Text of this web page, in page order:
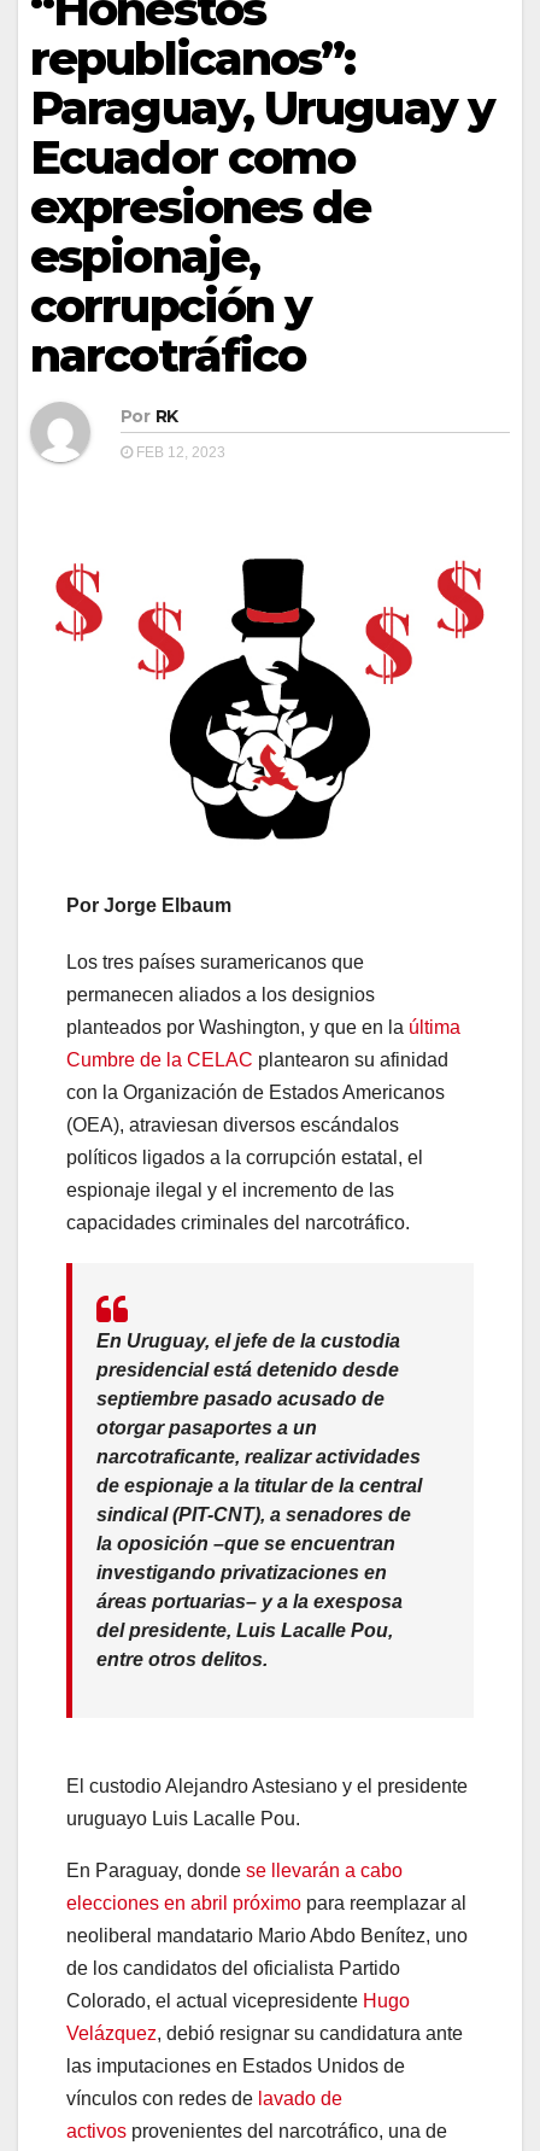
republicanos”:
Paraguay, Uruguay y
Ecuador como
expresiones de
espionaje,
corrupción y
narcotráfico
Por RK
FEB 12, 2023
Por Jorge Elbaum
Los tres países suramericanos que
permanecen aliados a los designios
planteados por Washington, y que en la última
Cumbre de la CELAC plantearon su afinidad
con la Organización de Estados Americanos
(OEA), atraviesan diversos escándalos
políticos ligados a la corrupción estatal, el
espionaje ilegal y el incremento de las
capacidades criminales del narcotráfico.
En Uruguay, el jefe de la custodia
presidencial está detenido desde
septiembre pasado acusado de
otorgar pasaportes a un
narcotraficante, realizar actividades
de espionaje a la titular de la central
sindical (PIT-CNT), a senadores de
la oposición –que se encuentran
investigando privatizaciones en
áreas portuarias– y a la exesposa
del presidente, Luis Lacalle Pou,
entre otros delitos.
El custodio Alejandro Astesiano y el presidente
uruguayo Luis Lacalle Pou.
En Paraguay, donde se llevarán a cabo
elecciones en abril próximo para reemplazar al
neoliberal mandatario Mario Abdo Benítez, uno
de los candidatos del oficialista Partido
Colorado, el actual vicepresidente Hugo
Velázquez, debió resignar su candidatura ante
las imputaciones en Estados Unidos de
vínculos con redes de lavado de
activos provenientes del narcotráfico, una de